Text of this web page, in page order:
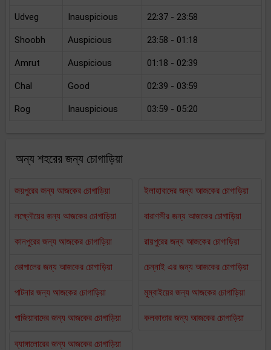
Udveg Inauspicious 22:37 - 23:58
Shoobh Auspicious 23:58 - 01:18
Amrut Auspicious 01:18 - 02:39
Chal Good 02:39 - 03:59
Rog Inauspicious 03:59 - 05:20
অন্য শহরের জন্য চোগাড়িয়া
জয়পুরের জন্য আজকের চোগাড়িয়া
লক্ষ্নৌয়ের জন্য আজকের চোগাড়িয়া
কানপুরের জন্য আজকের চোগাড়িয়া
ভোপালের জন্য আজকের চোগাড়িয়া
পাটনার জন্য আজকের চোগাড়িয়া
গাজিয়াবাদের জন্য আজকের চোগাড়িয়া
ইলাহাবাদের জন্য আজকের চোগাড়িয়া
বারাণসীর জন্য আজকের চোগাড়িয়া
রায়পুরের জন্য আজকের চোগাড়িয়া
চেন্নাই এর জন্য আজকের চোগাড়িয়া
মুম্বাইয়ের জন্য আজকের চোগাড়িয়া
কলকাতার জন্য আজকের চোগাড়িয়া
ব্যাঙ্গালোরের জন্য আজকের চোগাড়িয়া